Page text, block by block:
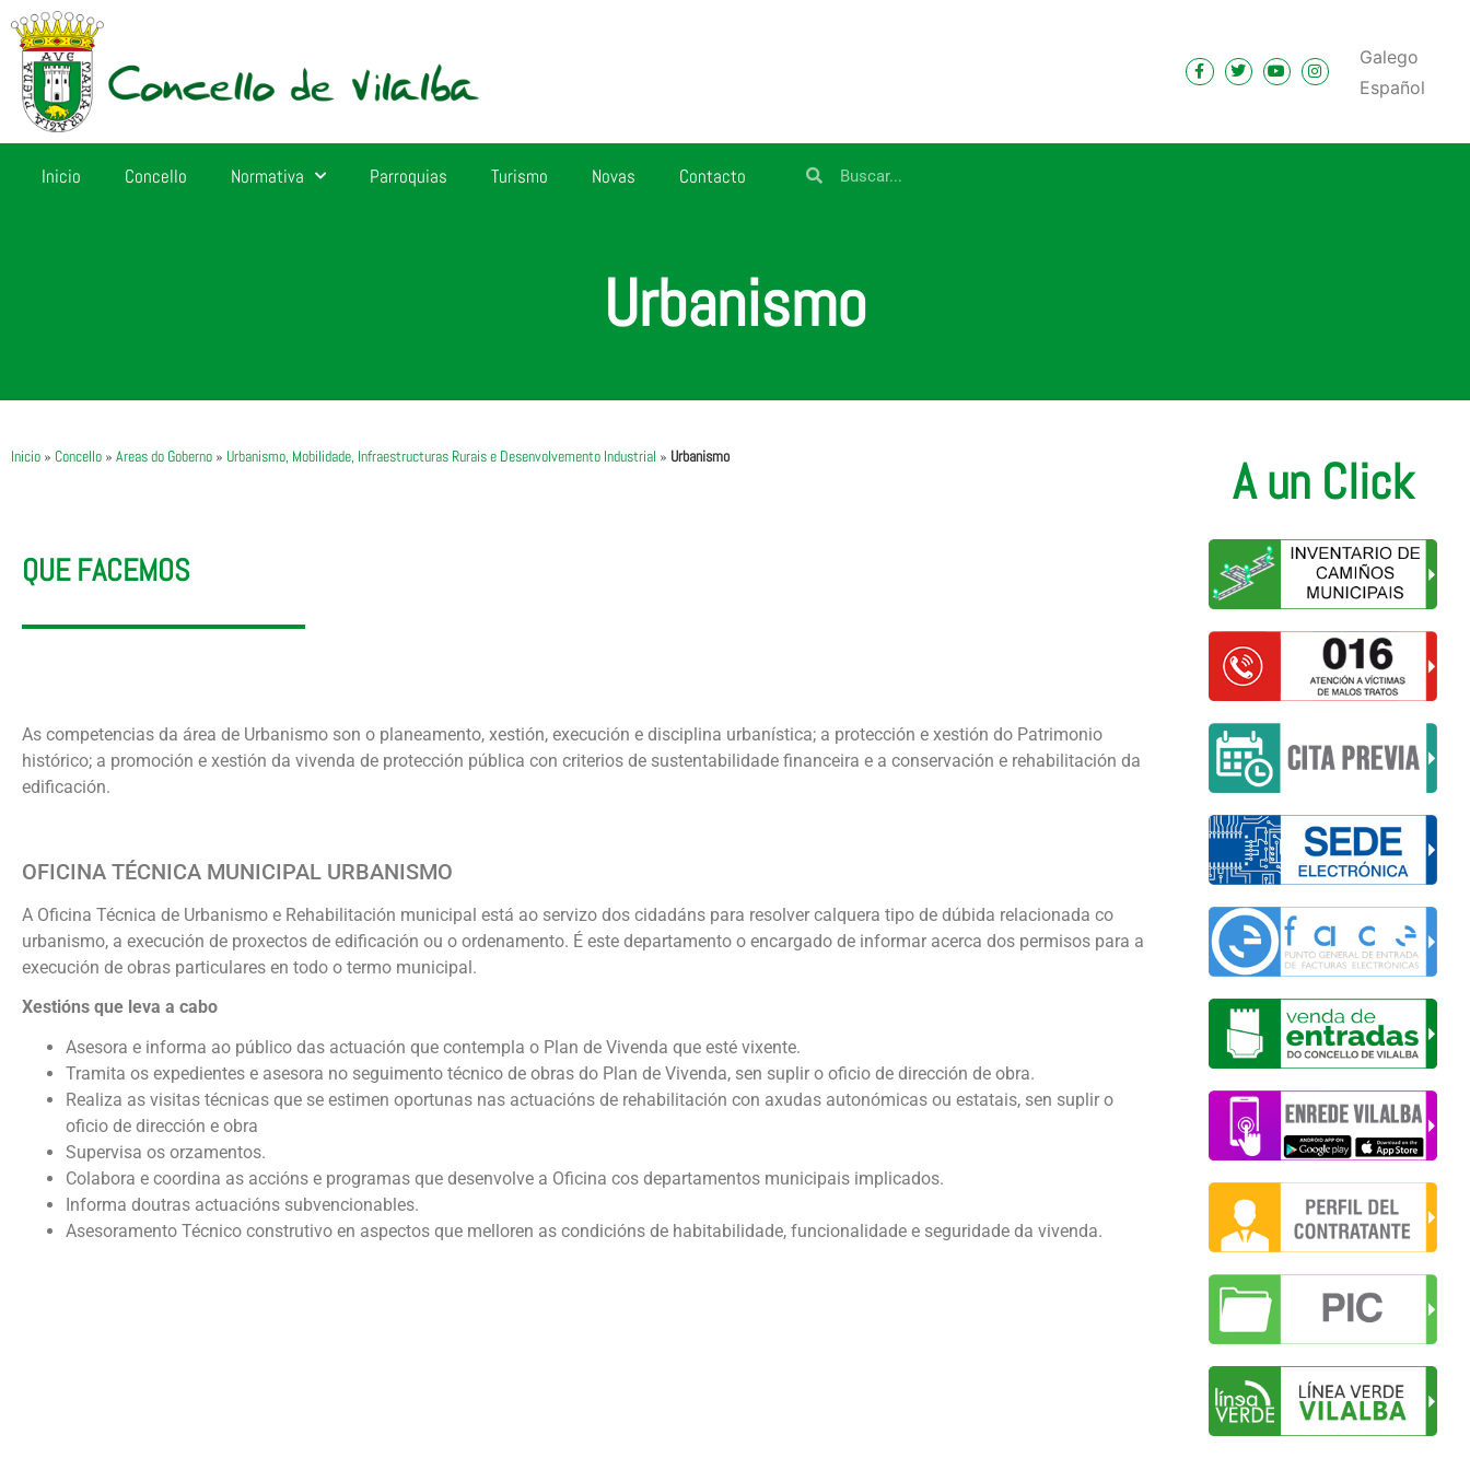
Galego
Español
Inicio Concello Normativa Parroquias Turismo Novas Contacto
Urbanismo
Inicio » Concello » Areas do Goberno » Urbanismo, Mobilidade, Infraestructuras Rurais e Desenvolvemento Industrial » Urbanismo
QUE FACEMOS
As competencias da área de Urbanismo son o planeamento, xestión, execución e disciplina urbanística; a protección e xestión do Patrimonio
histórico; a promoción e xestión da vivenda de protección pública con criterios de sustentabilidade financeira e a conservación e rehabilitación da
edificación.
OFICINA TÉCNICA MUNICIPAL URBANISMO
A Oficina Técnica de Urbanismo e Rehabilitación municipal está ao servizo dos cidadáns para resolver calquera tipo de dúbida relacionada co
urbanismo, a execución de proxectos de edificación ou o ordenamento. É este departamento o encargado de informar acerca dos permisos para a
execución de obras particulares en todo o termo municipal.
Xestións que leva a cabo
Asesora e informa ao público das actuación que contempla o Plan de Vivenda que esté vixente.
Tramita os expedientes e asesora no seguimento técnico de obras do Plan de Vivenda, sen suplir o oficio de dirección de obra.
Realiza as visitas técnicas que se estimen oportunas nas actuacións de rehabilitación con axudas autonómicas ou estatais, sen suplir o
oficio de dirección e obra
Supervisa os orzamentos.
Colabora e coordina as accións e programas que desenvolve a Oficina cos departamentos municipais implicados.
Informa doutras actuacións subvencionables.
Asesoramento Técnico construtivo en aspectos que melloren as condicións de habitabilidade, funcionalidade e seguridade da vivenda.
A un Click